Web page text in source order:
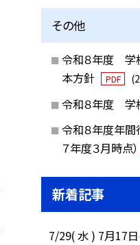
その他
令和８年度 学
本方針
PDF
令和８年度 学
令和８年度年間
７年度３月時点）
新着記事
7/29( 水 ) 7月17